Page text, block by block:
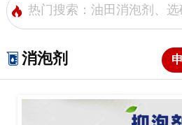
消泡剂